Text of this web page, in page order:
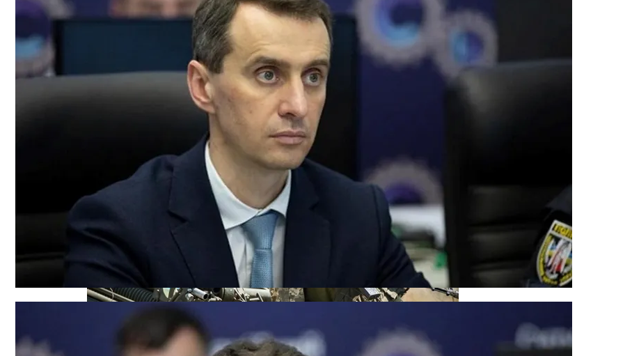
Растущая Концентрация Власти В Руках Си Цзиньпина: Мир Не Обмануть
Извержение Вулкана На Юге Исландии: Чрезвычайное Положение И Эвакуация
Киевлянам Рассказали О Самых Интересных Событиях Выходных